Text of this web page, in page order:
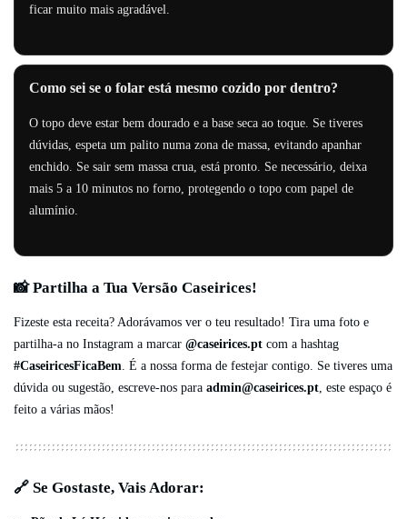
ficar muito mais agradável.
Como sei se o folar está mesmo cozido por dentro?
O topo deve estar bem dourado e a base seca ao toque. Se tiveres
dúvidas, espeta um palito numa zona de massa, evitando apanhar
enchido. Se sair sem massa crua, está pronto. Se necessário, deixa
mais 5 a 10 minutos no forno, protegendo o topo com papel de
alumínio.
📸 Partilha a Tua Versão Caseirices!
Fizeste esta receita? Adorávamos ver o teu resultado! Tira uma foto e
partilha-a no Instagram a marcar @caseirices.pt com a hashtag
#CaseiricesFicaBem . É a nossa forma de festejar contigo. Se tiveres uma
dúvida ou sugestão, escreve-nos para admin@caseirices.pt , este espaço é
feito a várias mãos!
🔗 Se Gostaste, Vais Adorar: